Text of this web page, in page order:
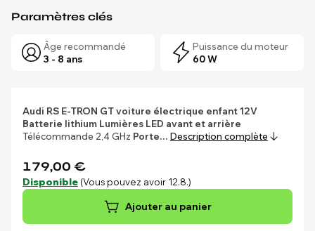
Paramètres clés
Âge recommandé
3 - 8 ans
Puissance du moteur
60 W
Audi RS E-TRON GT voiture électrique enfant 12V
Batterie lithium Lumières LED avant et arrière
Télécommande 2,4 GHz Porte… Description complète
179,00 €
Disponible (Vous pouvez avoir 12.8.)
Ajouter au panier